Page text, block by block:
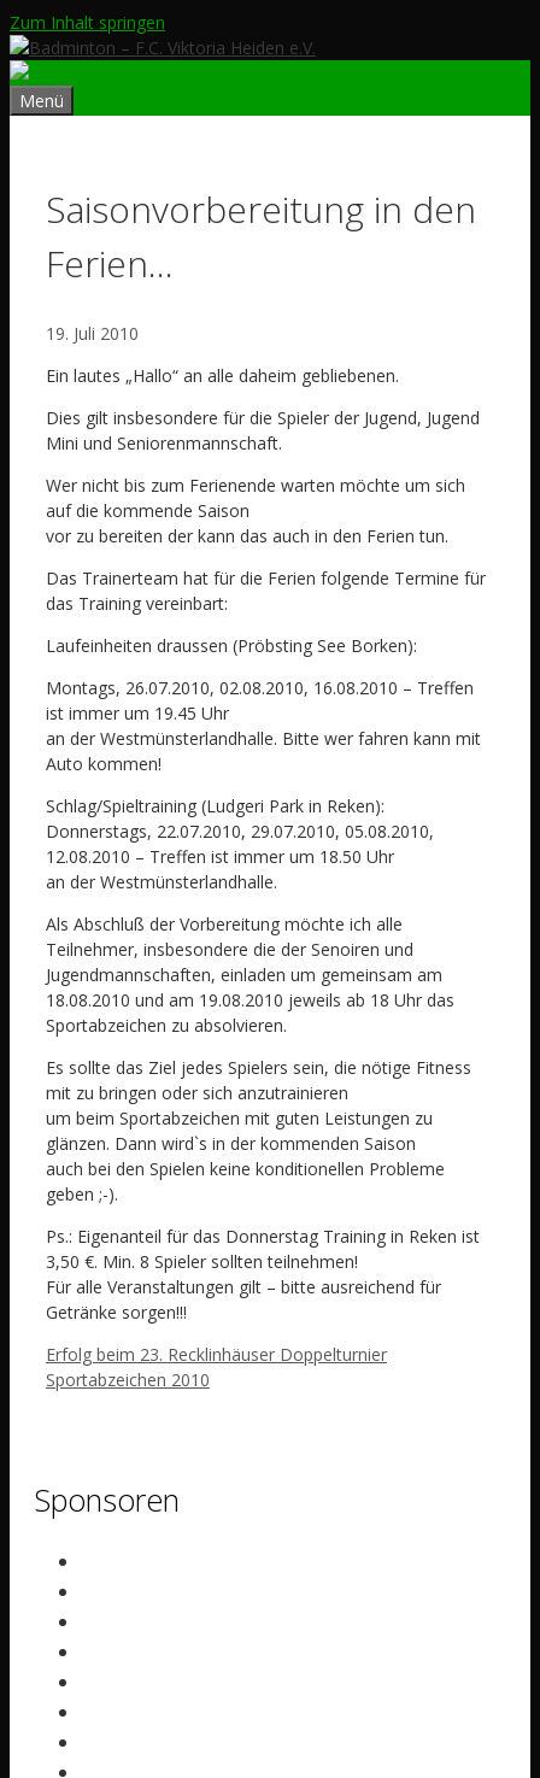
Zum Inhalt springen
Menü
Saisonvorbereitung in den
Ferien…
19. Juli 2010
Ein lautes „Hallo“ an alle daheim gebliebenen.
Dies gilt insbesondere für die Spieler der Jugend, Jugend
Mini und Seniorenmannschaft.
Wer nicht bis zum Ferienende warten möchte um sich
auf die kommende Saison
vor zu bereiten der kann das auch in den Ferien tun.
Das Trainerteam hat für die Ferien folgende Termine für
das Training vereinbart:
Laufeinheiten draussen (Pröbsting See Borken):
Montags, 26.07.2010, 02.08.2010, 16.08.2010 – Treffen
ist immer um 19.45 Uhr
an der Westmünsterlandhalle. Bitte wer fahren kann mit
Auto kommen!
Schlag/Spieltraining (Ludgeri Park in Reken):
Donnerstags, 22.07.2010, 29.07.2010, 05.08.2010,
12.08.2010 – Treffen ist immer um 18.50 Uhr
an der Westmünsterlandhalle.
Als Abschluß der Vorbereitung möchte ich alle
Teilnehmer, insbesondere die der Senoiren und
Jugendmannschaften, einladen um gemeinsam am
18.08.2010 und am 19.08.2010 jeweils ab 18 Uhr das
Sportabzeichen zu absolvieren.
Es sollte das Ziel jedes Spielers sein, die nötige Fitness
mit zu bringen oder sich anzutrainieren
um beim Sportabzeichen mit guten Leistungen zu
glänzen. Dann wird`s in der kommenden Saison
auch bei den Spielen keine konditionellen Probleme
geben ;-).
Ps.: Eigenanteil für das Donnerstag Training in Reken ist
3,50 €. Min. 8 Spieler sollten teilnehmen!
Für alle Veranstaltungen gilt – bitte ausreichend für
Getränke sorgen!!!
Erfolg beim 23. Recklinhäuser Doppelturnier
Sportabzeichen 2010
Sponsoren